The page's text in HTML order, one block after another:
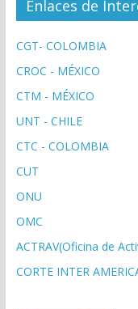
Enlaces de
CGT- COLOMBIA
CROC - MÉXICO
CTM - MÉXICO
UNT - CHILE
CTC - COLOMBIA
CUT
ONU
OMC
ACTRAV(Oficina de
CORTE INTER